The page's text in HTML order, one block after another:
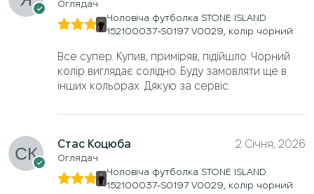
Оглядач
в5з 5
Чоловіча футболка STONE ISLAND
152100037-S0197 V0029, колір чорний
Все супер. Купив, приміряв, підійшло. Чорний
колір виглядає солідно. Буду замовляти ще в
інших кольорах. Дякую за сервіс.
Стас Коцюба
Оглядач
2 Січня, 2026
Чоловіча футболка STONE ISLAND
152100037-S0197 V0029, колір чорний